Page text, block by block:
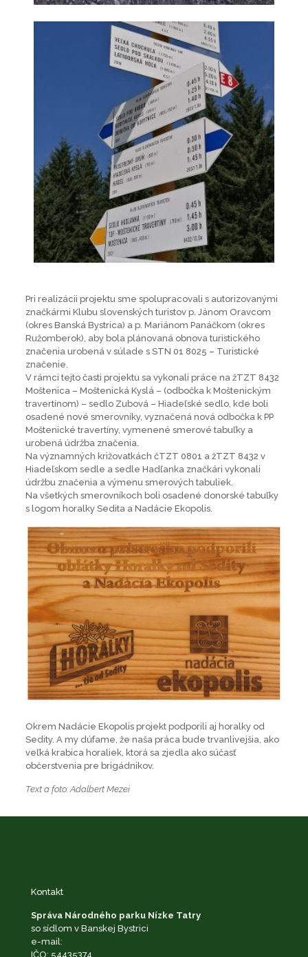
Pri realizácii projektu sme spolupracovali s autorizovanými
značkármi Klubu slovenských turistov p. Jánom Oravcom
(okres Banská Bystrica) a p. Mariánom Panáčkom (okres
Ružomberok), aby bola plánovaná obnova turistického
značenia urobená v súlade s STN 01 8025 – Turistické
značenie.
V rámci tejto časti projektu sa vykonali práce na žTZT 8432
Moštenica – Moštenická Kyslá – (odbočka k Moštenickým
travertínom) – sedlo Zubová – Hiadeľské sedlo, kde boli
osadené nové smerovníky, vyznačená nová odbočka k PP
Moštenické travertíny, vymenené smerové tabuľky a
urobená údržba značenia.
Na významných križovatkách čTZT 0801 a žTZT 8432 v
Hiadeľskom sedle a sedle Hadľanka značkári vykonali
údržbu značenia a výmenu smerových tabuliek.
Na všetkých smerovníkoch boli osadené donorské tabuľky
s logom horalky Sedita a Nadácie Ekopolis.
Okrem Nadácie Ekopolis projekt podporili aj horalky od
Sedity. A my dúfame, že naša práca bude trvanlivejšia, ako
veľká krabica horaliek, ktorá sa zjedla ako súčasť
občerstvenia pre brigádnikov.
Text a foto: Adalbert Mezei
Kontakt
Správa Národného parku Nízke Tatry
so sídlom v Banskej Bystrici
e-mail:
IČO: 54435374